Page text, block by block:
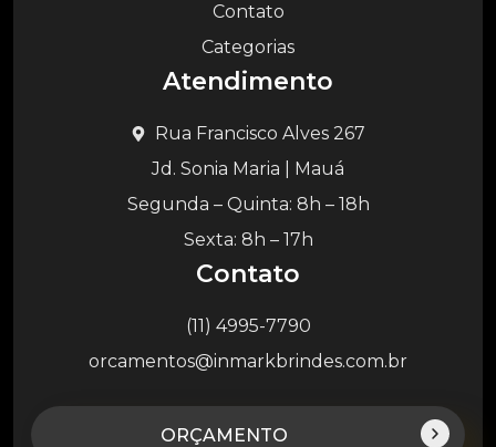
Contato
Categorias
Atendimento
Rua Francisco Alves 267
Jd. Sonia Maria | Mauá
Segunda – Quinta: 8h – 18h
Sexta: 8h – 17h
Contato
(11) 4995-7790
orcamentos@inmarkbrindes.com.br
ORÇAMENTO